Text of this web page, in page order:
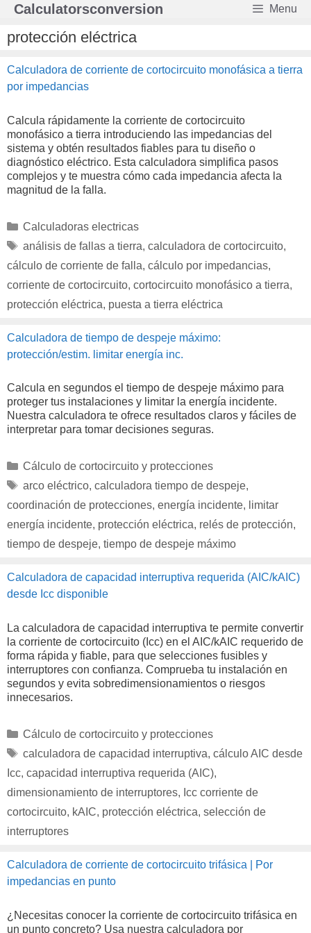
Saltar
contenido
Calculatorsconversion Menu
protección eléctrica
Calculadora de corriente de cortocircuito monofásica a tierra
por impedancias
Calcula rápidamente la corriente de cortocircuito
monofásico a tierra introduciendo las impedancias del
sistema y obtén resultados fiables para tu diseño o
diagnóstico eléctrico. Esta calculadora simplifica pasos
complejos y te muestra cómo cada impedancia afecta la
magnitud de la falla.
Categorías
Calculadoras electricas
Etiquetas
análisis de fallas a tierra, calculadora de cortocircuito,
cálculo de corriente de falla, cálculo por impedancias,
corriente de cortocircuito, cortocircuito monofásico a tierra,
protección eléctrica, puesta a tierra eléctrica
Calculadora de tiempo de despeje máximo:
protección/estim. limitar energía inc.
Calcula en segundos el tiempo de despeje máximo para
proteger tus instalaciones y limitar la energía incidente.
Nuestra calculadora te ofrece resultados claros y fáciles de
interpretar para tomar decisiones seguras.
Categorías
Cálculo de cortocircuito y protecciones
Etiquetas
arco eléctrico, calculadora tiempo de despeje,
coordinación de protecciones, energía incidente, limitar
energía incidente, protección eléctrica, relés de protección,
tiempo de despeje, tiempo de despeje máximo
Calculadora de capacidad interruptiva requerida (AIC/kAIC)
desde Icc disponible
La calculadora de capacidad interruptiva te permite convertir
la corriente de cortocircuito (Icc) en el AIC/kAIC requerido de
forma rápida y fiable, para que selecciones fusibles y
interruptores con confianza. Comprueba tu instalación en
segundos y evita sobredimensionamientos o riesgos
innecesarios.
Categorías
Cálculo de cortocircuito y protecciones
Etiquetas
calculadora de capacidad interruptiva, cálculo AIC desde
Icc, capacidad interruptiva requerida (AIC),
dimensionamiento de interruptores, Icc corriente de
cortocircuito, kAIC, protección eléctrica, selección de
interruptores
Calculadora de corriente de cortocircuito trifásica | Por
impedancias en punto
¿Necesitas conocer la corriente de cortocircuito trifásica en
un punto concreto? Usa nuestra calculadora por